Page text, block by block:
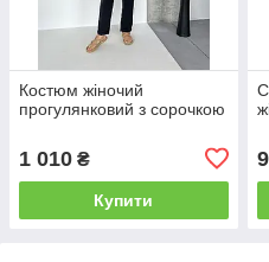
Костюм жіночий
прогулянковий з сорочкою
1 010 ₴
Купити